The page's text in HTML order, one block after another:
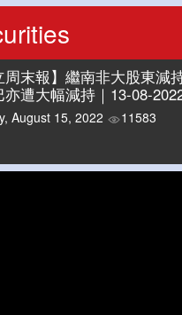
周末報】繼南非大股東減
亦遭大幅減持｜13-08-
August 15, 2022 11583